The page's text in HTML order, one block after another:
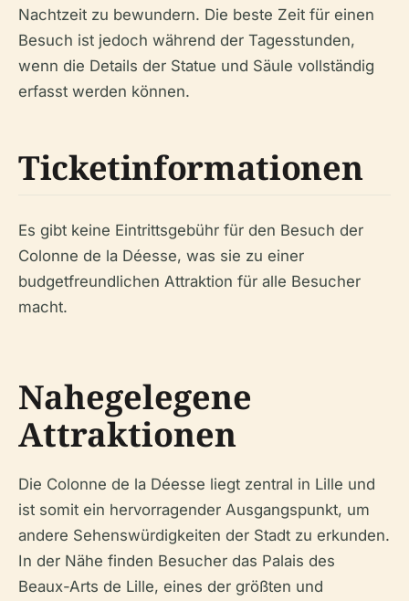
Nachtzeit zu bewundern. Die beste Zeit für einen
Besuch ist jedoch während der Tagesstunden,
wenn die Details der Statue und Säule vollständig
erfasst werden können.
Ticketinformationen
Es gibt keine Eintrittsgebühr für den Besuch der
Colonne de la Déesse, was sie zu einer
budgetfreundlichen Attraktion für alle Besucher
macht.
Nahegelegene
Attraktionen
Die Colonne de la Déesse liegt zentral in Lille und
ist somit ein hervorragender Ausgangspunkt, um
andere Sehenswürdigkeiten der Stadt zu erkunden.
In der Nähe finden Besucher das Palais des
Beaux-Arts de Lille, eines der größten und